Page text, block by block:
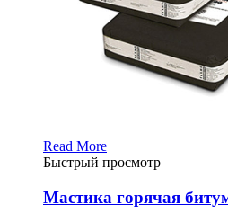
Read More
Быстрый просмотр
Мастика горячая